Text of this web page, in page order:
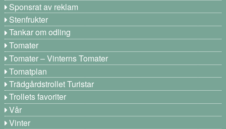
Sponsrat av reklam
Stenfrukter
Tankar om odling
Tomater
Tomater – Vinterns Tomater
Tomatplan
Trädgårdstrollet Turistar
Trollets favoriter
Vår
Vinter